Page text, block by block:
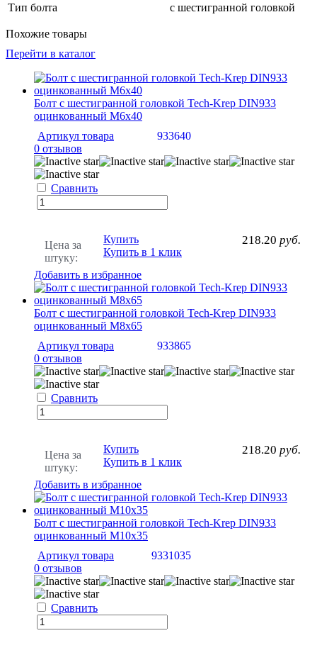
Тип болта
с шестигранной головкой
Похожие товары
Перейти в каталог
Болт с шестигранной головкой Tech-Krep DIN933
оцинкованный М6х40
Артикул товара
933640
0 отзывов
Сравнить
Цена за
штуку:
218.20 руб.
Купить
Купить в 1 клик
Добавить в избранное
Болт с шестигранной головкой Tech-Krep DIN933
оцинкованный М8х65
Артикул товара
933865
0 отзывов
Сравнить
Цена за
штуку:
218.20 руб.
Купить
Купить в 1 клик
Добавить в избранное
Болт с шестигранной головкой Tech-Krep DIN933
оцинкованный М10х35
Артикул товара
9331035
0 отзывов
Сравнить